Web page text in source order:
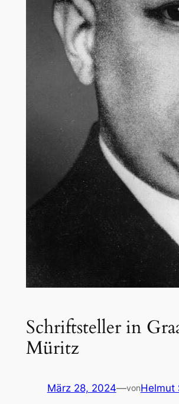
Schriftsteller in
Müritz
März 28, 2024—vonHelmut